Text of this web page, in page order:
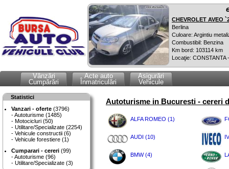
CHEVROLET AVEO
Berlina
Culoare: Argintiu
Combustibil: Benzina
Km bord: 103114 km
Locaţie: CONSTANTA
Vânzări
Cumpărări
Acte auto
Înmatriculări
Asigurări
Vehicule
Statistici
Vanzari - oferte (3796)
Autoturisme (1485)
Motocicluri (50)
Utilitare/Specializate (2254)
Vehicule constructii (6)
Vehicule forestiere (1)
Cumparari - cereri (99)
Autoturisme (96)
Utilitare/Specializate (3)
Autoturisme in Bucuresti - cereri
ALFA ROMEO (1)
AUDI (10)
BMW (4)